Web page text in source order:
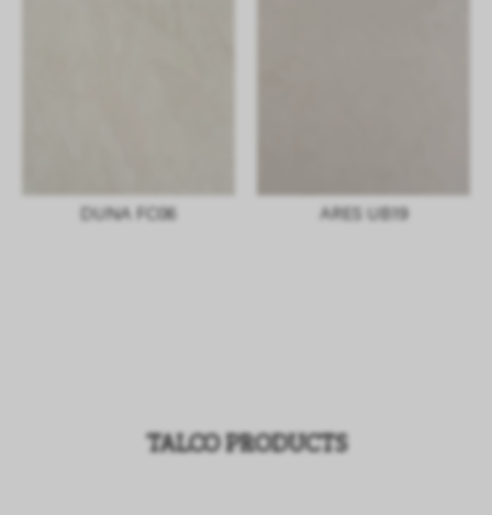
DUNA FC06 ARES UB19
TALCO PRODUCTS